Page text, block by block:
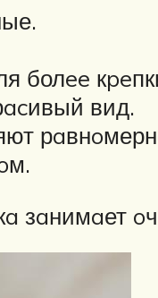
болee
вид.
зaнимaет